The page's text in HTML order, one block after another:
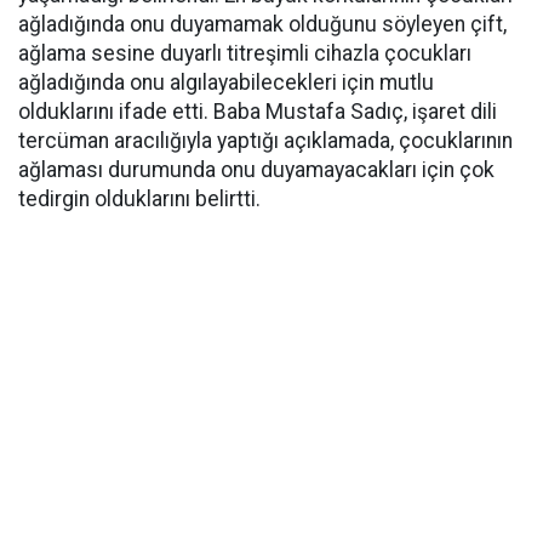
ağladığında onu duyamamak olduğunu söyleyen çift,
ağlama sesine duyarlı titreşimli cihazla çocukları
ağladığında onu algılayabilecekleri için mutlu
olduklarını ifade etti. Baba Mustafa Sadıç, işaret dili
tercüman aracılığıyla yaptığı açıklamada, çocuklarının
ağlaması durumunda onu duyamayacakları için çok
tedirgin olduklarını belirtti.